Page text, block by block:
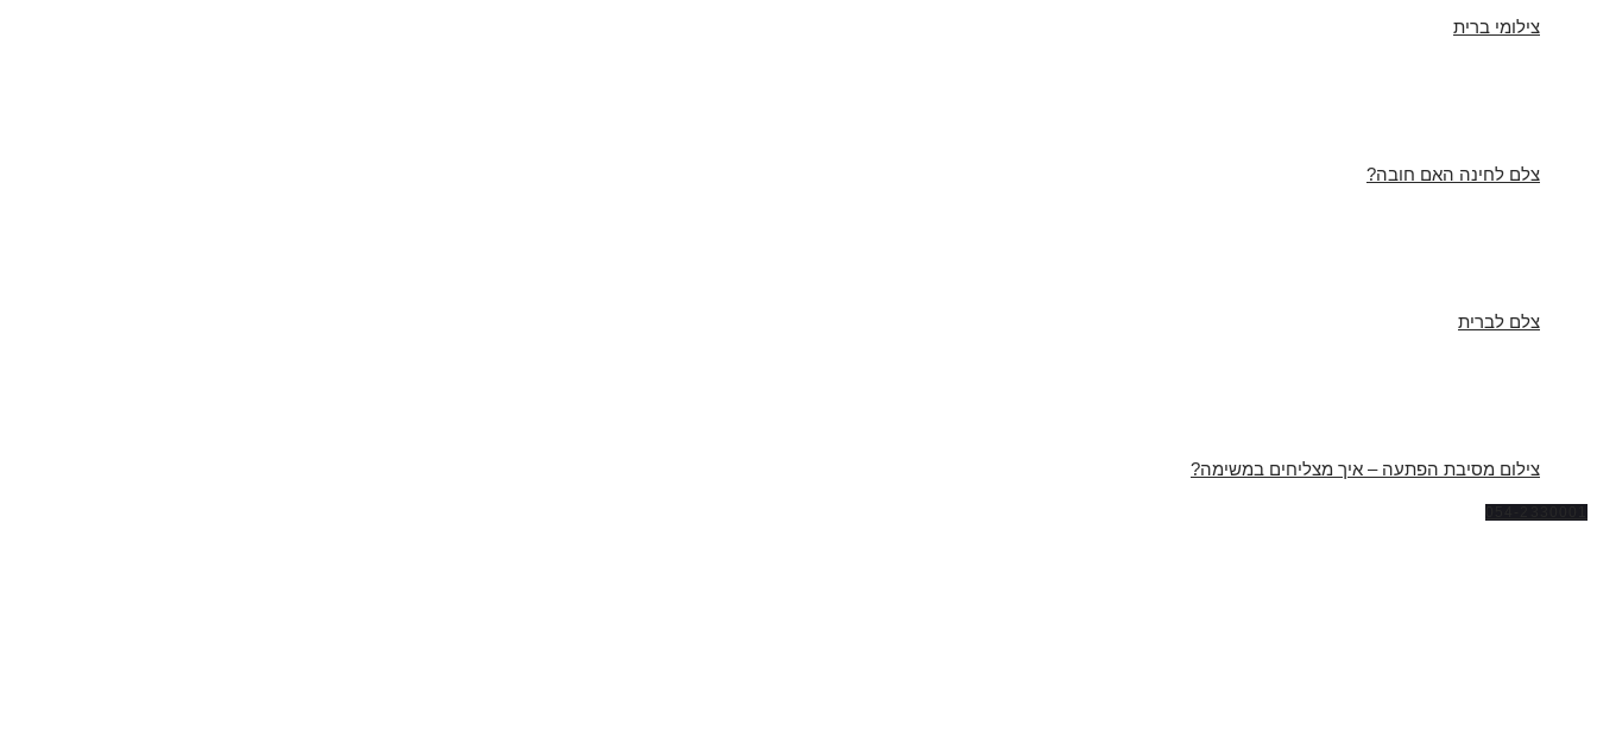
צילומי ברית
צלם לחינה האם חובה?
צלם לברית
צילום מסיבת הפתעה – איך מצליחים במשימה?